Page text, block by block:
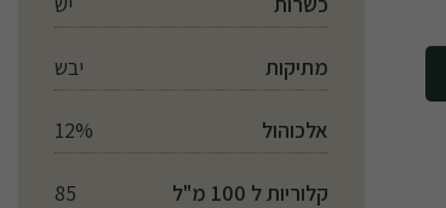
מתיקות יבש
אלכוהול 12%
קלוריות ל 100 מ"ל 85